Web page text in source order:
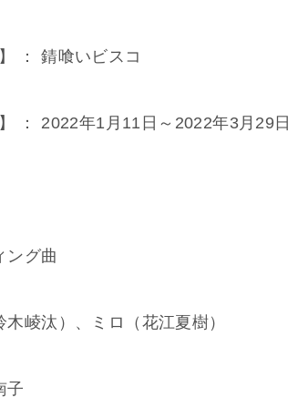
： 錆喰いビスコ
： 2022年1月11日～2022年3月29日
ング曲
木崚汰）、ミロ（花江夏樹）
子